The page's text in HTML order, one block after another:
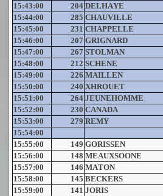
15:43:00
204 DELHAYE
15:44:00
285 CHAUVILLE
15:45:00
231 CHAPPELLE
15:46:00
207 GRIGNARD
15:47:00
267 STOLMAN
15:48:00
212 SCHENE
15:49:00
226 MAILLEN
15:50:00
240 XHROUET
15:51:00
264 JEUNEHOMME
15:52:00
230 CANADA
15:53:00
279 REMY
15:54:00
15:55:00
149 GORISSEN
15:56:00
148 MEAUXSOONE
15:57:00
146 MATON
15:58:00
145 BECKERS
15:59:00
141 JORIS